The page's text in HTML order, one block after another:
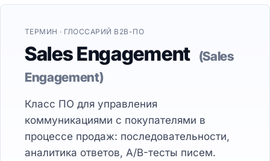
ТЕРМИН · ГЛОССАРИЙ B2B-ПО
Sales Engagement (Sales
Engagement)
Класс ПО для управления
коммуникациями с покупателями в
процессе продаж: последовательности,
аналитика ответов, A/B-тесты писем.